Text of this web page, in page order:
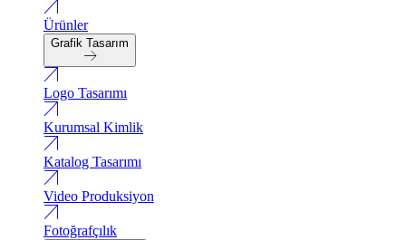
Ürünler
Grafik Tasarım
Logo Tasarımı
Kurumsal Kimlik
Katalog Tasarımı
Video Produksiyon
Fotoğrafçılık